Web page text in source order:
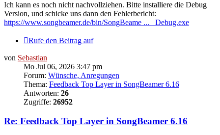
Ich kann es noch nicht nachvollziehen. Bitte installiere die Debug
Version, und schicke uns dann den Fehlerbericht:
https://www.songbeamer.de/bin/SongBeame ... _Debug.exe
Rufe den Beitrag auf
von Sebastian
Mo Jul 06, 2026 3:47 pm
Forum: Wünsche, Anregungen
Thema: Feedback Top Layer in SongBeamer 6.16
Antworten: 26
Zugriffe: 26952
Re: Feedback Top Layer in SongBeamer 6.16